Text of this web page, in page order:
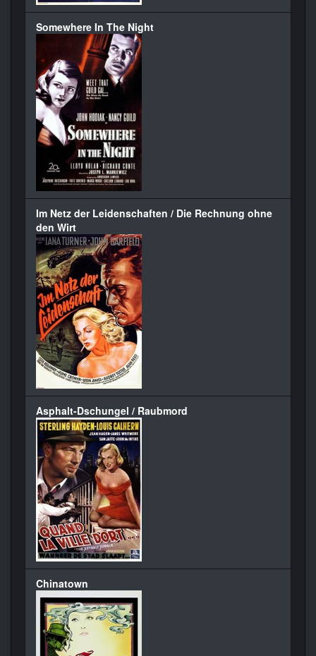
Somewhere In The Night
Im Netz der Leidenschaften / Die Rechnung ohne
den Wirt
Asphalt-Dschungel / Raubmord
Chinatown